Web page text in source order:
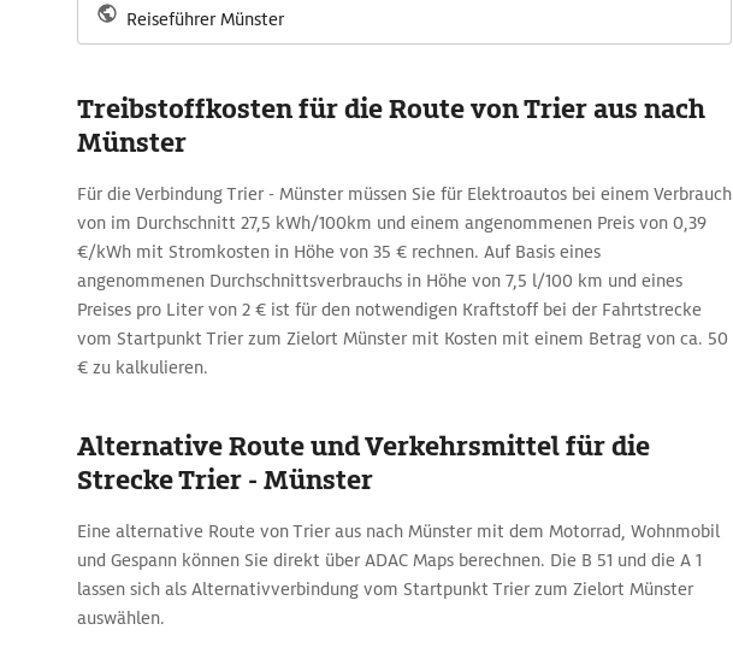
Reiseführer Münster
Treibstoffkosten für die Route von Trier aus nach
Münster
Für die Verbindung Trier - Münster müssen Sie für Elektroautos bei einem Verbrauch
von im Durchschnitt 27,5 kWh/100km und einem angenommenen Preis von 0,39
€/kWh mit Stromkosten in Höhe von 35 € rechnen. Auf Basis eines
angenommenen Durchschnittsverbrauchs in Höhe von 7,5 l/100 km und eines
Preises pro Liter von 2 € ist für den notwendigen Kraftstoff bei der Fahrtstrecke
vom Startpunkt Trier zum Zielort Münster mit Kosten mit einem Betrag von ca. 50
€ zu kalkulieren.
Alternative Route und Verkehrsmittel für die
Strecke Trier - Münster
Eine alternative Route von Trier aus nach Münster mit dem Motorrad, Wohnmobil
und Gespann können Sie direkt über ADAC Maps berechnen. Die B 51 und die A 1
lassen sich als Alternativverbindung vom Startpunkt Trier zum Zielort Münster
auswählen.